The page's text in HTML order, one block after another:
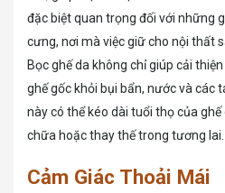
đặc biệt quan trọng đối với những
cưng, nơi mà việc giữ cho nội thất
Bọc ghế da không chỉ giúp cải
ghế gốc khỏi bụi bẩn, nước và các
này có thể kéo dài tuổi thọ của
chữa hoặc thay thế trong tương lai.
Cảm Giác Thoải Mái